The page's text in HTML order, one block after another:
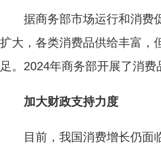
据商务部市场运行和消费促
扩大，各类消费品供给丰富，
足。2024年商务部开展了消
加大财政支持力度
目前，我国消费增长仍面临